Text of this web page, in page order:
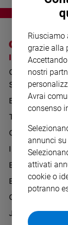
Chiesa
Fede
e
spiritualità
Santi
Devozione
e
Parola
del
del
Società
valori
I SITI SAN
GRUPPO
SAN PAOLO
BENESSERE
TELENOVA
GAZZETTA
IL
EDICOLA SAN
EDIZIONI SAN
CREDERE
JESUS
Riusciamo
grazie alla
nostri
Avrai
consenso
annunci
attivati
cookie o
potranno